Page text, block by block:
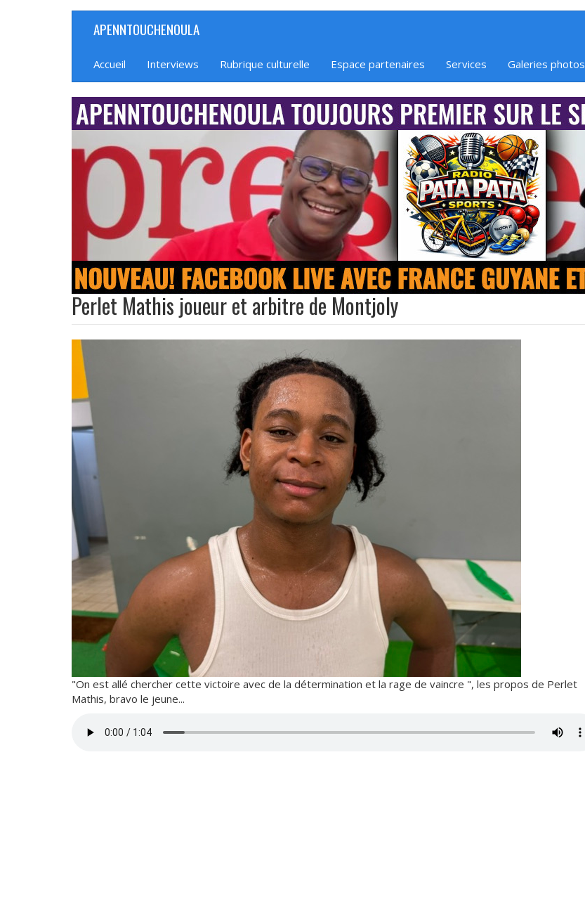
APENNTOUCHENOULA
Navigation
Accueil Interviews Rubrique culturelle Espace partenaires Services Galeries photos
banniere_img
Perlet Mathis joueur et arbitre de Montjoly
"On est allé chercher cette victoire avec de la détermination et la rage de vaincre ", les propos de Perlet
Mathis, bravo le jeune...
audio